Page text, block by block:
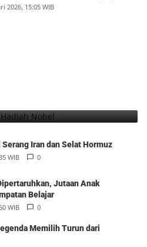
2026, 15:05 WIB
Hadiah Nobel
Iran dan Selat Hormuz
WIB 0
Jutaan Anak
Belajar
WIB 0
Memilih Turun dari